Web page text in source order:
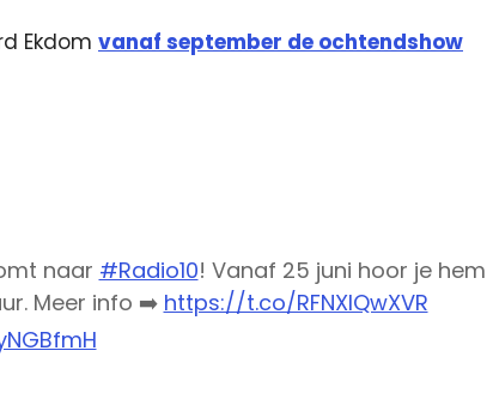
Ekdom vanaf september de ochtendshow
naar #Radio10! Vanaf 25 juni hoor je hem
Meer info ➡️ https://t.co/RFNXlQwXVR